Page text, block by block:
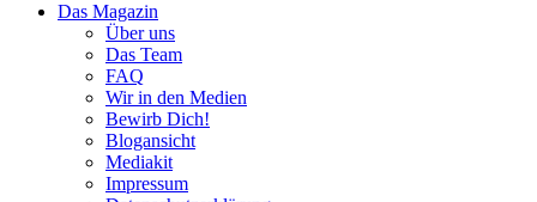
Das Magazin
Über uns
Das Team
FAQ
Wir in den Medien
Bewirb Dich!
Blogansicht
Mediakit
Impressum